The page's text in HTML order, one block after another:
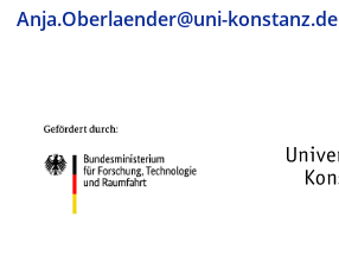
Anja.Oberlaender@uni-konstanz.de